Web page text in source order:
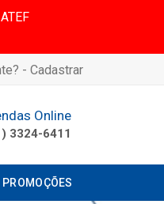
- Cadastrar
Online
3324-6411
PROMOÇÕES